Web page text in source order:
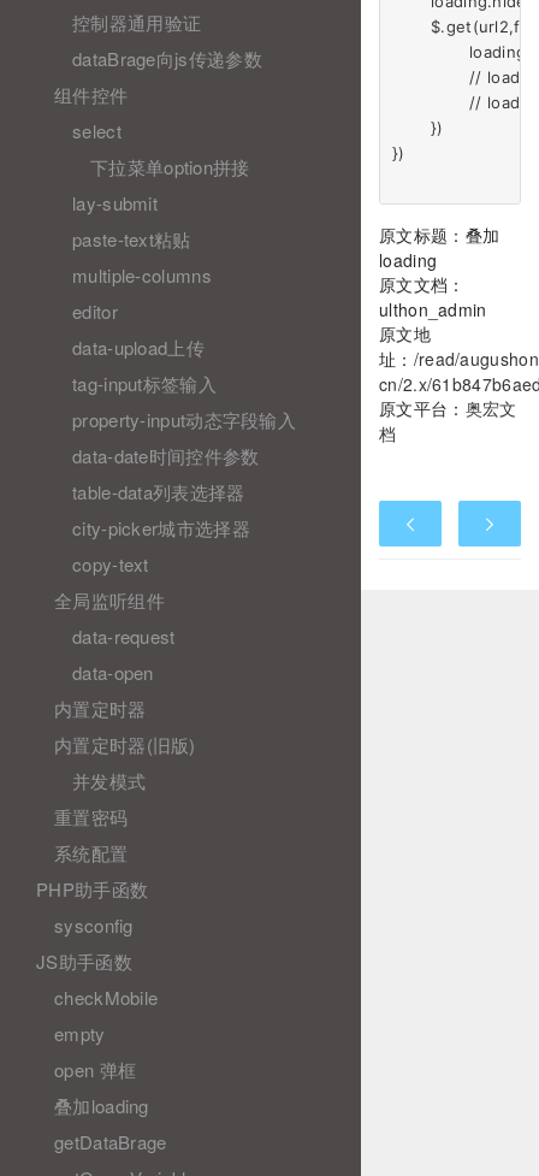
控制器通用验证
dataBrage向js传递参数
组件控件
select
下拉菜单option拼接
lay-submit
paste-text粘贴
multiple-columns
editor
data-upload上传
tag-input标签输入
property-input动态字段输入
data-date时间控件参数
table-data列表选择器
city-picker城市选择器
copy-text
全局监听组件
data-request
data-open
内置定时器
内置定时器(旧版)
并发模式
重置密码
系统配置
PHP助手函数
sysconfig
JS助手函数
checkMobile
empty
open 弹框
叠加loading
getDataBrage
})
原文标题：叠加
loading
原文文档：
ulthon_admin
原文地
址： /read/
cn/2.x/
原文平台： 奥宏文
档